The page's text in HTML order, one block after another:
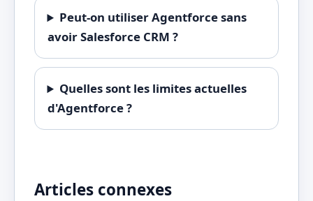
Peut-on utiliser Agentforce sans
avoir Salesforce CRM ?
Quelles sont les limites actuelles
d'Agentforce ?
Articles connexes